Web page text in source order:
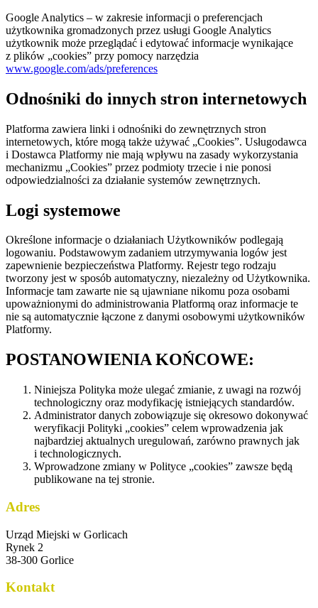
Google Analytics – w zakresie informacji o preferencjach
użytkownika gromadzonych przez usługi Google Analytics
użytkownik może przeglądać i edytować informacje wynikające
z plików „cookies” przy pomocy narzędzia
www.google.com/ads/preferences
Odnośniki do innych stron internetowych
Platforma zawiera linki i odnośniki do zewnętrznych stron
internetowych, które mogą także używać „Cookies”. Usługodawca
i Dostawca Platformy nie mają wpływu na zasady wykorzystania
mechanizmu „Cookies” przez podmioty trzecie i nie ponosi
odpowiedzialności za działanie systemów zewnętrznych.
Logi systemowe
Określone informacje o działaniach Użytkowników podlegają
logowaniu. Podstawowym zadaniem utrzymywania logów jest
zapewnienie bezpieczeństwa Platformy. Rejestr tego rodzaju
tworzony jest w sposób automatyczny, niezależny od Użytkownika.
Informacje tam zawarte nie są ujawniane nikomu poza osobami
upoważnionymi do administrowania Platformą oraz informacje te
nie są automatycznie łączone z danymi osobowymi użytkowników
Platformy.
POSTANOWIENIA KOŃCOWE:
Niniejsza Polityka może ulegać zmianie, z uwagi na rozwój
technologiczny oraz modyfikację istniejących standardów.
Administrator danych zobowiązuje się okresowo dokonywać
weryfikacji Polityki „cookies” celem wprowadzenia jak
najbardziej aktualnych uregulowań, zarówno prawnych jak
i technologicznych.
Wprowadzone zmiany w Polityce „cookies” zawsze będą
publikowane na tej stronie.
Adres
Urząd Miejski w Gorlicach
Rynek 2
38-300 Gorlice
Kontakt